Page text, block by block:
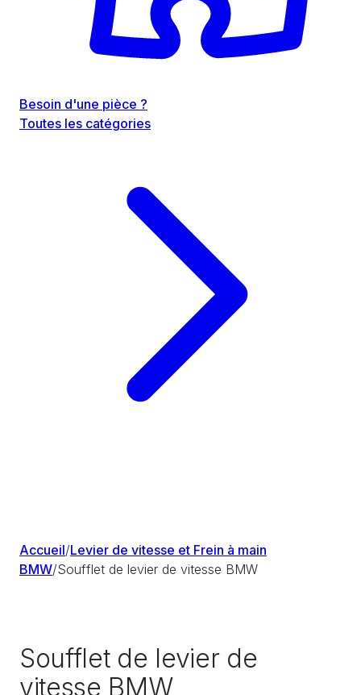
Besoin d'une pièce ?
Toutes les catégories
Accueil/Levier de vitesse et Frein à main
BMW/Soufflet de levier de vitesse BMW
Soufflet de levier de
vitesse BMW